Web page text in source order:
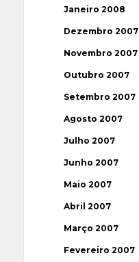
Janeiro 2008
Dezembro 2007
Novembro 2007
Outubro 2007
Setembro 2007
Agosto 2007
Julho 2007
Junho 2007
Maio 2007
Abril 2007
Março 2007
Fevereiro 2007